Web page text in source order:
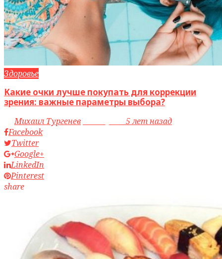
Здоровье
Какие очки лучше покупать для коррекции
зрения: важные параметры выбора?
byМихаил Тургенев
5 лет назад
Facebook
Twitter
Google+
LinkedIn
Pinterest
share